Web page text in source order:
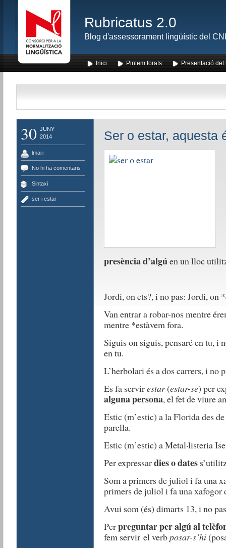
Rubricatus 2.0
Blog d'assessorament lingüístic del
Inici Pintem forats Presentació del
30 JUNY
2014
lmari
No hi ha comentaris
Sintaxi
ser i estar
Ser o estar, aquesta
presència d’algúen un lloc
Jordi, on ets?, i no pas: Jordi, on
Van entrar a robar-nos mentre
mentre *estàvem fora.
Siguis on siguis, pensaré en tu, i
en tu.
L’herbolari és a dos carrers, i no
Es fa servirestar(estar-se) per
alguna persona, el fet de viure
Estic (m’estic) a la Florida des
parella.
Estic (m’estic) a Metal·listeria
Per expressardies o dates
Som a primers de juliol i fa una
primers de juliol i fa una xafogor
Avui som (és) dimarts 13, i no
Perpreguntar per algú al
fem servir el verbposar-s’hi